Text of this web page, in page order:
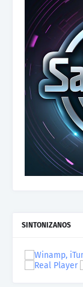
SINTONIZANOS